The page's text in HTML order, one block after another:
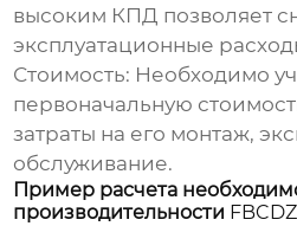
высоким КПД позволяет
эксплуатационные
Стоимость: Необходимо
первоначальную
затраты на его монтаж,
обслуживание.
Пример расчета
производительности